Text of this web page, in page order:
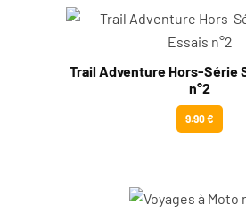
Trail Adventure Hors-Série
n°2
9.90 €